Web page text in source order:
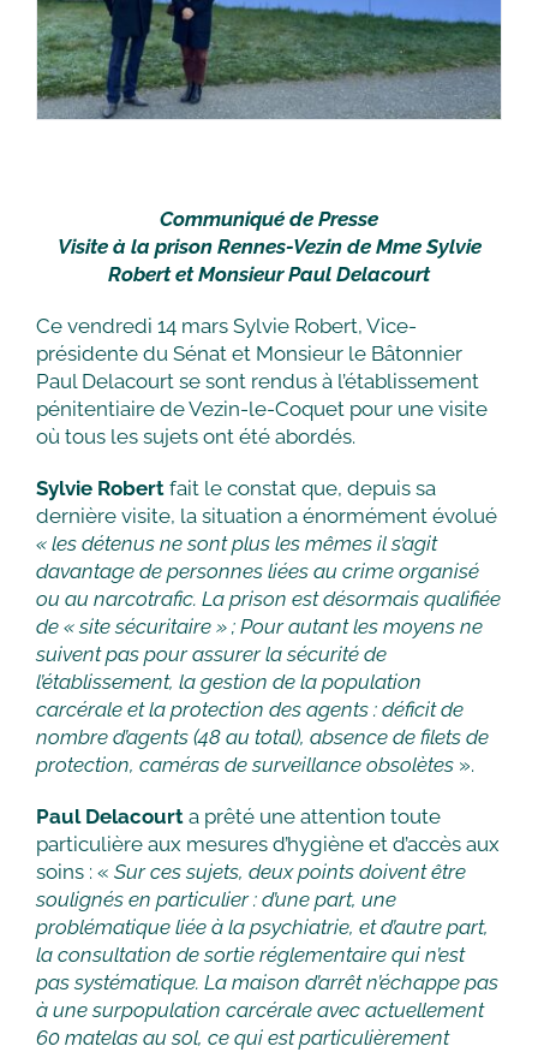
Communiqué de Presse
Visite à la prison Rennes-Vezin de Mme Sylvie
Robert et Monsieur Paul Delacourt
Ce vendredi 14 mars Sylvie Robert, Vice-
présidente du Sénat et Monsieur le Bâtonnier
Paul Delacourt se sont rendus à l’établissement
pénitentiaire de Vezin-le-Coquet pour une visite
où tous les sujets ont été abordés.
Sylvie Robertfait le constat que, depuis sa
dernière visite, la situation a énormément évolué
« les détenus ne sont plus les mêmes il s’agit
davantage de personnes liées au crime organisé
ou au narcotrafic. La prison est désormais qualifiée
de « site sécuritaire » ; Pour autant les moyens ne
suivent pas pour assurer la sécurité de
l’établissement, la gestion de la population
carcérale et la protection des agents : déficit de
nombre d’agents (48 au total), absence de filets de
protection, caméras de surveillance obsolètes ».
Paul Delacourta prêté une attention toute
particulière aux mesures d’hygiène et d’accès aux
soins : « Sur ces sujets, deux points doivent être
soulignés en particulier : d’une part, une
problématique liée à la psychiatrie, et d’autre part,
la consultation de sortie réglementaire qui n’est
pas systématique. La maison d’arrêt n’échappe pas
à une surpopulation carcérale avec actuellement
60 matelas au sol, ce qui est particulièrement